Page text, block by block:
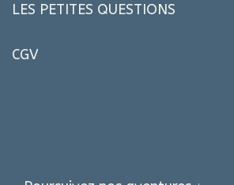
LES PETITES QUESTIONS
CGV